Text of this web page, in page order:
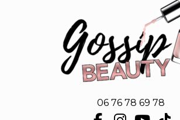
06 76 78 69 78